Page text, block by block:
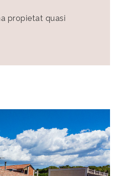
propietat quasi